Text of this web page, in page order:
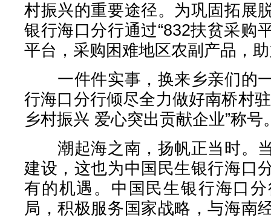
村振兴的重要途径。为巩固拓展
银行海口分行通过“832扶贫采购
平台，采购困难地区农副产品，
一件件实事，换来乡亲们的
行海口分行倾尽全力做好南桥村
乡村振兴 爱心突出贡献企业”称号
潮起海之南，扬帆正当时。
建设，这也为中国民生银行海口
有的机遇。中国民生银行海口
局，积极服务国家战略，与海南